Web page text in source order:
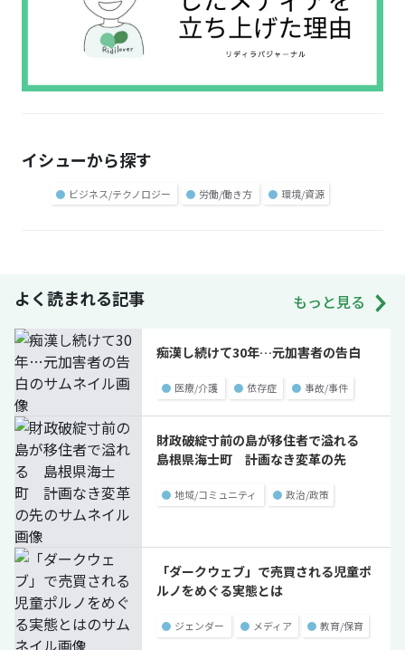
イシューから探す
● ビジネス/テクノロジー ● 労働/働き方 ● 環境/資源
よく読まれる記事 もっと見る
痴漢し続けて30年…元加害者の告白
● 医療/介護 ● 依存症 ● 事故/事件
財政破綻寸前の島が移住者で溢れる
島根県海士町 計画なき変革の先
● 地域/コミュニティ ● 政治/政策
「ダークウェブ」で売買される児童ポ
ルノをめぐる実態とは
● ジェンダー ● メディア ● 教育/保育